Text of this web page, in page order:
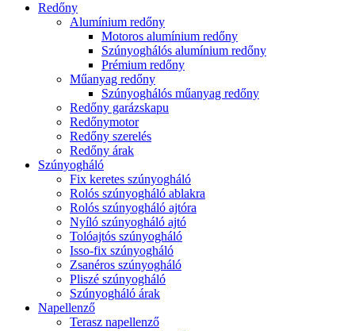
Redőny
Alumínium redőny
Motoros alumínium redőny
Szúnyoghálós alumínium redőny
Prémium redőny
Műanyag redőny
Szúnyoghálós műanyag redőny
Redőny garázskapu
Redőnymotor
Redőny szerelés
Redőny árak
Szúnyogháló
Fix keretes szúnyogháló
Rolós szúnyogháló ablakra
Rolós szúnyogháló ajtóra
Nyíló szúnyogháló ajtó
Tolóajtós szúnyogháló
Isso-fix szúnyogháló
Zsanéros szúnyogháló
Pliszé szúnyogháló
Szúnyogháló árak
Napellenző
Terasz napellenző